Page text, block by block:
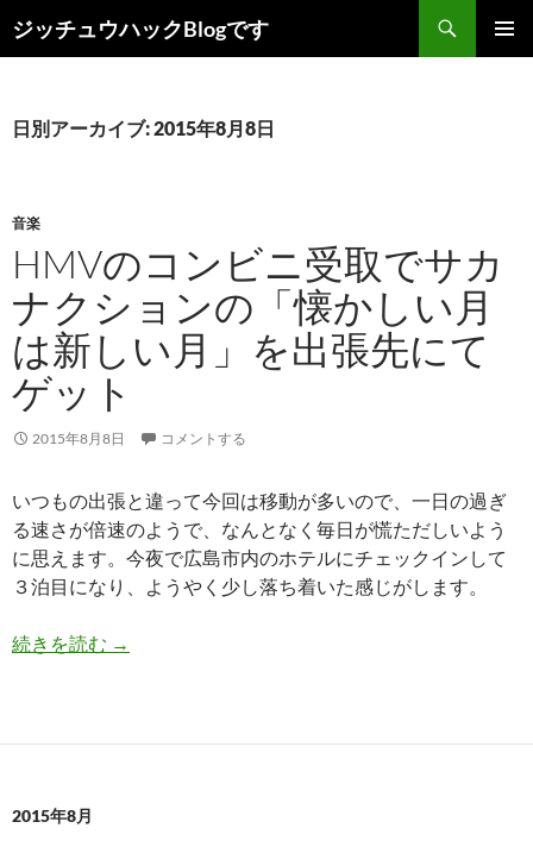
ン
ツ
キ
ジッチュウハックBlogです
索
日別アーカイブ: 2015年8月8日
音楽
HMVのコンビニ受取でサカ
ナクションの「懐かしい月
は新しい月」を出張先にて
ゲット
2015年8月8日 コメントする
いつもの出張と違って今回は移動が多いので、一日の過ぎ
る速さが倍速のようで、なんとなく毎日が慌ただしいよう
に思えます。今夜で広島市内のホテルにチェックインして
３泊目になり、ようやく少し落ち着いた感じがします。
続きを読む HMVのコンビニ受取でサカナクションの「懐か
→
2015年8月